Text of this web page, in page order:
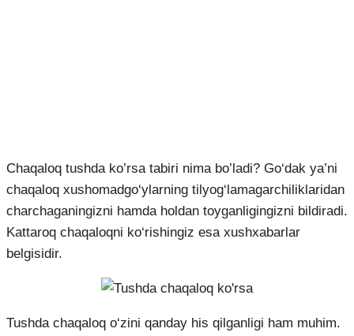
Chaqaloq tushda ko’rsa tabiri nima bo’ladi? Go‘dak ya’ni
chaqaloq xushomadgo‘ylarning tilyog‘lamagarchiliklaridan
charchaganingizni hamda holdan toyganligingizni bildiradi.
Kattaroq chaqaloqni ko‘rishingiz esa xushxabarlar
belgisidir.
Tushda chaqaloq o‘zini qanday his qilganligi ham muhim.